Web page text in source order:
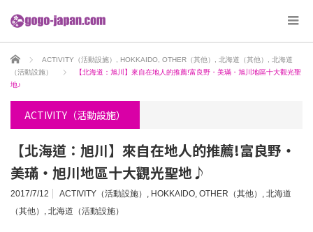
ホーム ACTIVITY（活動設施） HOKKAIDO OTHER（其他） 北海道（其他）
北海道
（活動設施）
【北海道：旭川】來自在地人的推薦!富良野・美璊・旭川地區十大觀光聖
地♪
ACTIVITY（活動設施）
【北海道：旭川】來自在地人的推薦!富良野・
美璊・旭川地區十大觀光聖地♪
2017/7/12 ACTIVITY（活動設施） , HOKKAIDO, OTHER（其他） , 北海道
（其他） , 北海道（活動設施）